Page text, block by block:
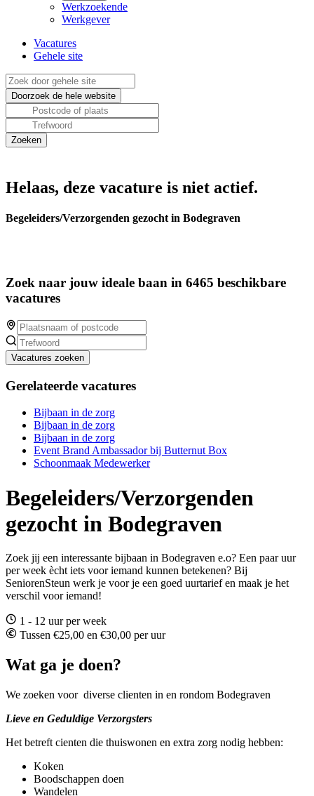
Werkzoekende
Werkgever
Vacatures
Gehele site
Helaas, deze vacature is niet actief.
Begeleiders/Verzorgenden gezocht in Bodegraven
Zoek naar jouw ideale baan in 6465 beschikbare
vacatures
Vacatures zoeken
Gerelateerde vacatures
Bijbaan in de zorg
Bijbaan in de zorg
Bijbaan in de zorg
Event Brand Ambassador bij Butternut Box
Schoonmaak Medewerker
Begeleiders/Verzorgenden
gezocht in Bodegraven
Zoek jij een interessante bijbaan in Bodegraven e.o? Een paar uur
per week ècht iets voor iemand kunnen betekenen? Bij
SeniorenSteun werk je voor je een goed uurtarief en maak je het
verschil voor iemand!
1 - 12 uur per week
Tussen €25,00 en €30,00 per uur
Wat ga je doen?
We zoeken voor diverse clienten in en rondom Bodegraven
Lieve en Geduldige Verzorgsters
Het betreft cienten die thuiswonen en extra zorg nodig hebben:
Koken
Boodschappen doen
Wandelen